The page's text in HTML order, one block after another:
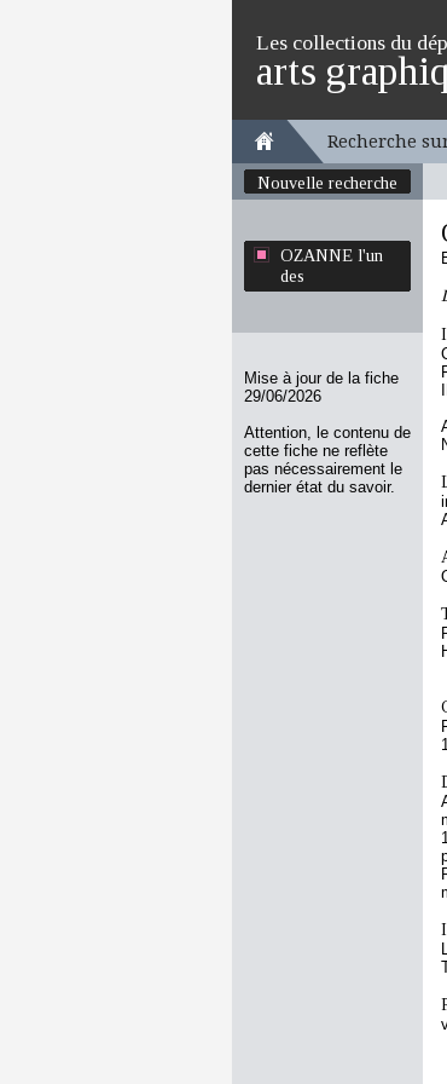
Les collections du
arts
Recherche
Nouvelle recherche
OZANNE l'un
des
Mise à jour de la fiche
29/06/2026
Attention, le contenu de
cette fiche ne reflète
pas nécessairement le
dernier état du savoir.